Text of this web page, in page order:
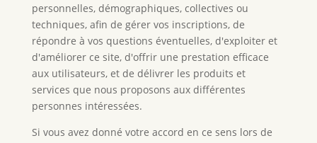
personnelles, démographiques, collectives ou
techniques, afin de gérer vos inscriptions, de
répondre à vos questions éventuelles, d'exploiter et
d'améliorer ce site, d'offrir une prestation efficace
aux utilisateurs, et de délivrer les produits et
services que nous proposons aux différentes
personnes intéressées.
Si vous avez donné votre accord en ce sens lors de